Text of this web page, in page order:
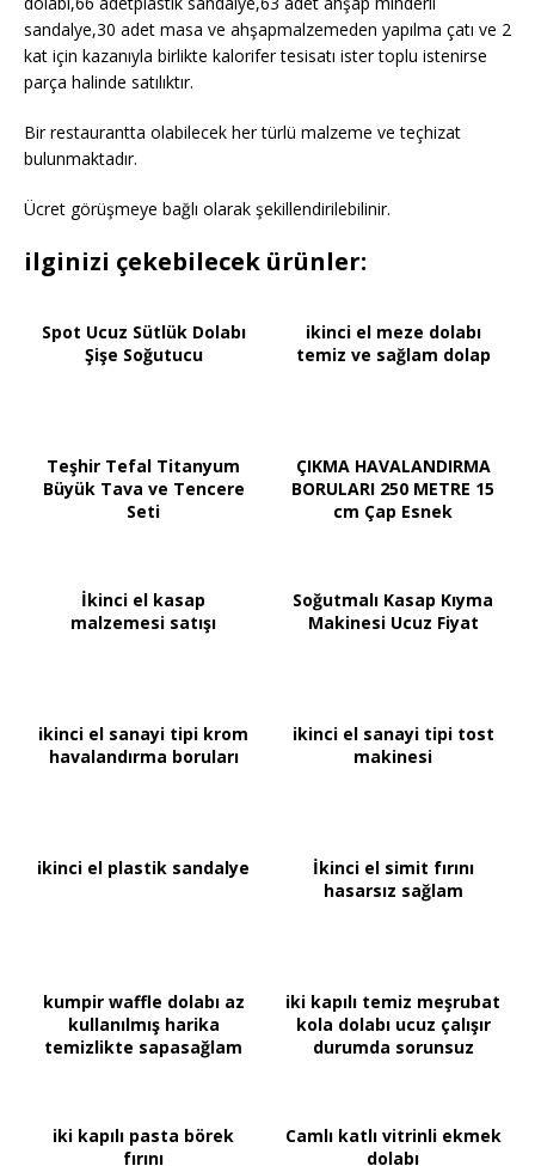
sandalye,30 adet masa ve ahşapmalzemeden yapılma çatı ve 2
kat için kazanıyla birlikte kalorifer tesisatı ister toplu istenirse
parça halinde satılıktır.
Bir restaurantta olabilecek her türlü malzeme ve teçhizat
bulunmaktadır.
Ücret görüşmeye bağlı olarak şekillendirilebilinir.
ilginizi çekebilecek ürünler:
Spot Ucuz Sütlük Dolabı
Şişe Soğutucu
ikinci el meze dolabı
temiz ve sağlam dolap
Teşhir Tefal Titanyum
Büyük Tava ve Tencere
Seti
ÇIKMA HAVALANDIRMA
BORULARI 250 METRE 15
cm Çap Esnek
İkinci el kasap
malzemesi satışı
Soğutmalı Kasap Kıyma
Makinesi Ucuz Fiyat
ikinci el sanayi tipi krom
havalandırma boruları
ikinci el sanayi tipi tost
makinesi
ikinci el plastik sandalye
İkinci el simit fırını
hasarsız sağlam
kumpir waffle dolabı az
kullanılmış harika
temizlikte sapasağlam
iki kapılı temiz meşrubat
kola dolabı ucuz çalışır
durumda sorunsuz
iki kapılı pasta börek
fırını
Camlı katlı vitrinli ekmek
dolabı